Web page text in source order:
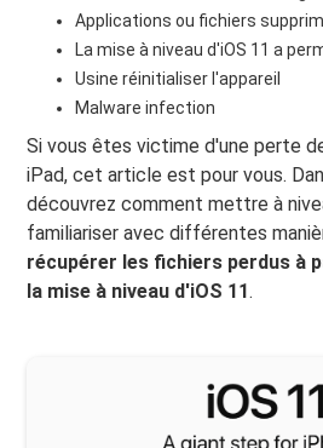
Applications ou fichiers
La mise à niveau d'iOS 11 a
Usine réinitialiser l'appareil
Malware infection
Si vous êtes victime d'une perte
iPad, cet article est pour vous.
découvrez comment mettre à
familiariser avec différentes
récupérer les fichiers perdus à
la mise à niveau d'iOS 11.